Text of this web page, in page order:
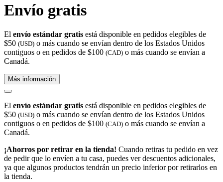
Envío gratis
El envío estándar gratis está disponible en pedidos elegibles de
$50 (USD) o más cuando se envían dentro de los Estados Unidos
contiguos o en pedidos de $100 (CAD) o más cuando se envían a
Canadá.
Más información
El envío estándar gratis está disponible en pedidos elegibles de
$50 (USD) o más cuando se envían dentro de los Estados Unidos
contiguos o en pedidos de $100 (CAD) o más cuando se envían a
Canadá.
¡Ahorros por retirar en la tienda! Cuando retiras tu pedido en vez
de pedir que lo envíen a tu casa, puedes ver descuentos adicionales,
ya que algunos productos tendrán un precio inferior por retirarlos en
la tienda.